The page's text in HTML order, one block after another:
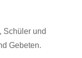
Schüler und
Gebeten.